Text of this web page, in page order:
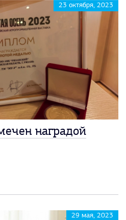
23 октября, 2023
наградой
29 мая, 2023